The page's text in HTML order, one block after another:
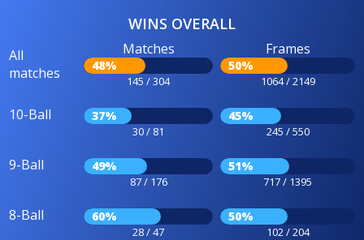
WINS OVERALL
All
matches
Matches
48%
145 / 304
Frames
50%
1064 / 2149
10-Ball 37%
30 / 81
45%
245 / 550
9-Ball 49%
87 / 176
51%
717 / 1395
8-Ball 60%
28 / 47
50%
102 / 204